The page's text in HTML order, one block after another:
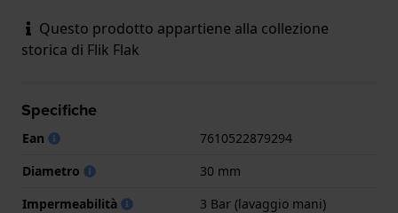
Questo prodotto appartiene alla collezione
storica di Flik Flak
Specifiche
Ean
7610522879294
Diametro
30 mm
Impermeabilità
3 Bar (lavaggio mani)